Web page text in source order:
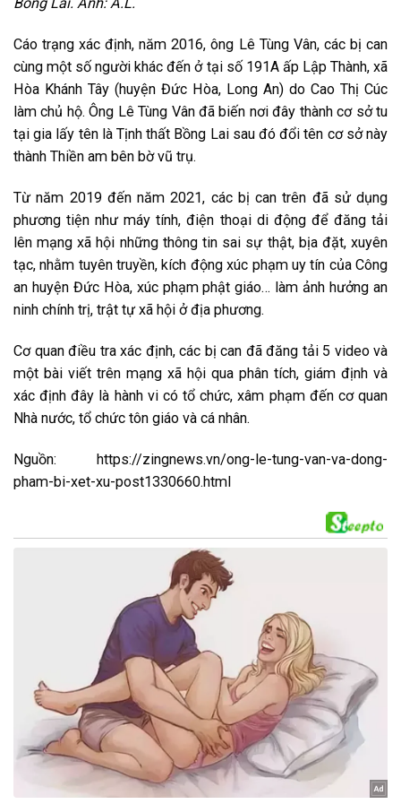
Cáo trạng xác định, năm 2016, ông Lê Tùng Vân, các bị can
cùng một số người khác đến ở tại số 191A ấp Lập Thành, xã
Hòa Khánh Tây (huyện Đức Hòa, Long An) do Cao Thị Cúc
làm chủ hộ. Ông Lê Tùng Vân đã biến nơi đây thành cơ sở tu
tại gia lấy tên là Tịnh thất Bồng Lai sau đó đổi tên cơ sở này
thành Thiền am bên bờ vũ trụ.
Từ năm 2019 đến năm 2021, các bị can trên đã sử dụng
phương tiện như máy tính, điện thoại di động để đăng tải
lên mạng xã hội những thông tin sai sự thật, bịa đặt, xuyên
tạc, nhằm tuyên truyền, kích động xúc phạm uy tín của Công
an huyện Đức Hòa, xúc phạm phật giáo… làm ảnh hưởng an
ninh chính trị, trật tự xã hội ở địa phương.
Cơ quan điều tra xác định, các bị can đã đăng tải 5 video và
một bài viết trên mạng xã hội qua phân tích, giám định và
xác định đây là hành vi có tổ chức, xâm phạm đến cơ quan
Nhà nước, tổ chức tôn giáo và cá nhân.
Nguồn: https://zingnews.vn/ong-le-tung-van-va-dong-
pham-bi-xet-xu-post1330660.html